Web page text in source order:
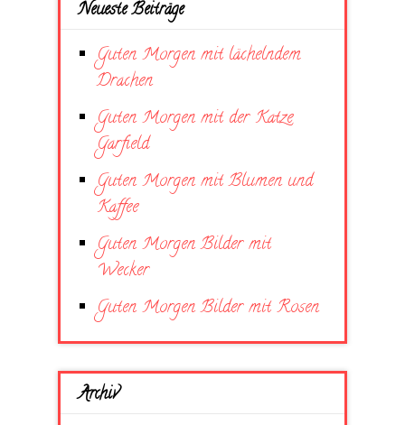
Neueste Beiträge
Guten Morgen mit lächelndem
Drachen
Guten Morgen mit der Katze
Garfield
Guten Morgen mit Blumen und
Kaffee
Guten Morgen Bilder mit
Wecker
Guten Morgen Bilder mit Rosen
Archiv